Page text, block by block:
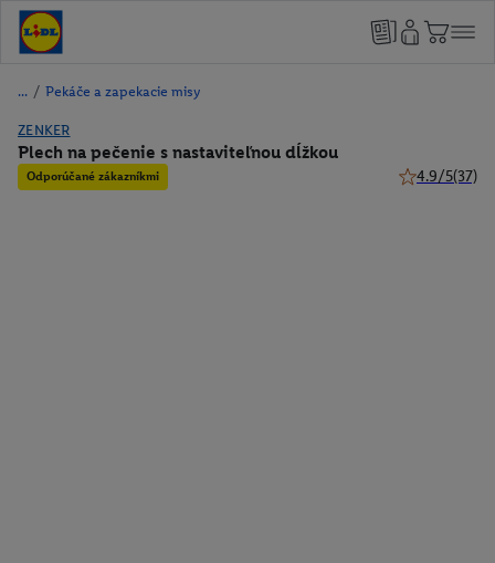
/ Pekáče a zapekacie misy
ZENKER
Plech na pečenie s nastaviteľnou dĺžkou
Odporúčané zákazníkmi 4.9/5(37)